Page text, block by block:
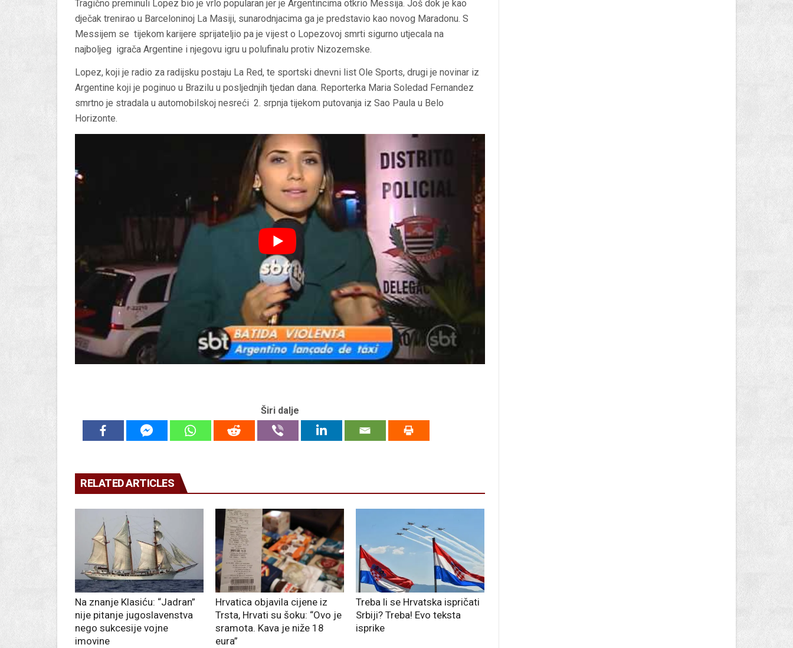
Tragično preminuli Lopez bio je vrlo popularan jer je Argentincima otkrio Messija. Još dok je kao
dječak trenirao u Barceloninoj La Masiji, sunarodnjacima ga je predstavio kao novog Maradonu. S
Messijem se tijekom karijere sprijateljio pa je vijest o Lopezovoj smrti sigurno utjecala na
najboljeg igrača Argentine i njegovu igru u polufinalu protiv Nizozemske.
Lopez, koji je radio za radijsku postaju La Red, te sportski dnevni list Ole Sports, drugi je novinar iz
Argentine koji je poginuo u Brazilu u posljednjih tjedan dana. Reporterka Maria Soledad Fernandez
smrtno je stradala u automobilskoj nesreći 2. srpnja tijekom putovanja iz Sao Paula u Belo
Horizonte.
Širi dalje
RELATED ARTICLES
Na znanje Klasiću: “Jadran”
nije pitanje jugoslavenstva
nego sukcesije vojne
imovine
Hrvatica objavila cijene iz
Trsta, Hrvati su šoku: “Ovo je
sramota. Kava je niže 18
eura”
Treba li se Hrvatska ispričati
Srbiji? Treba! Evo teksta
isprike